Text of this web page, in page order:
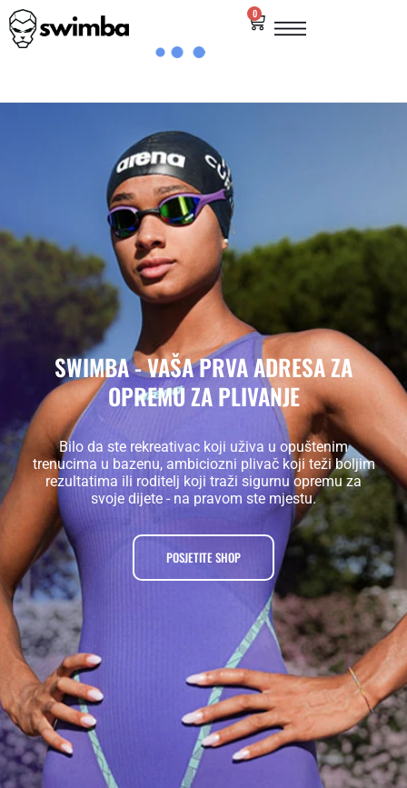
0
SWIMBA - VAŠA PRVA ADRESA ZA
OPREMU ZA PLIVANJE
Bilo da ste rekreativac koji uživa u opuštenim
trenucima u bazenu, ambiciozni plivač koji teži boljim
rezultatima ili roditelj koji traži sigurnu opremu za
svoje dijete - na pravom ste mjestu.
POSJETITE SHOP